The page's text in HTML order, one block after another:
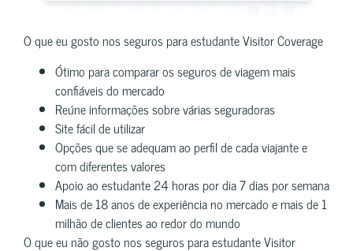
O que eu gosto nos seguros para estudante Visitor Coverage
Ótimo para comparar os seguros de viagem mais
confiáveis do mercado
Reúne informações sobre várias seguradoras
Site fácil de utilizar
Opções que se adequam ao perfil de cada viajante e
com diferentes valores
Apoio ao estudante 24 horas por dia 7 dias por semana
Mais de 18 anos de experiência no mercado e mais de 1
milhão de clientes ao redor do mundo
O que eu não gosto nos seguros para estudante Visitor